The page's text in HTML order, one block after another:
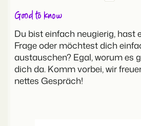
Good to know
Du bist einfach neugierig, hast
Frage oder möchtest dich
austauschen? Egal, worum es
dich da. Komm vorbei, wir
nettes Gespräch!